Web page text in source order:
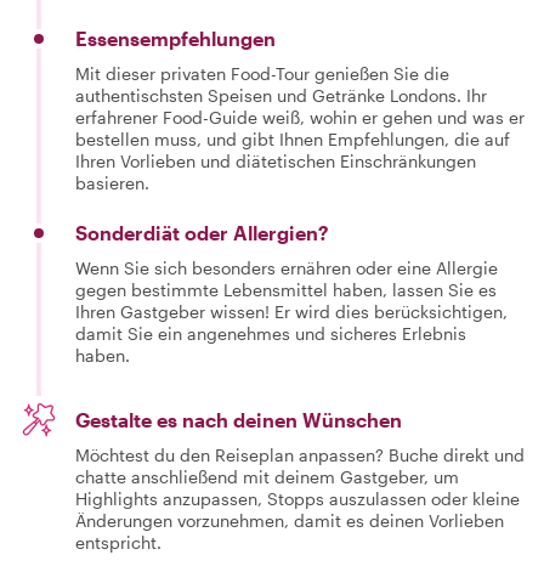
Essensempfehlungen
Mit dieser privaten Food-Tour genießen Sie die
authentischsten Speisen und Getränke Londons. Ihr
erfahrener Food-Guide weiß, wohin er gehen und was er
bestellen muss, und gibt Ihnen Empfehlungen, die auf
Ihren Vorlieben und diätetischen Einschränkungen
basieren.
Sonderdiät oder Allergien?
Wenn Sie sich besonders ernähren oder eine Allergie
gegen bestimmte Lebensmittel haben, lassen Sie es
Ihren Gastgeber wissen! Er wird dies berücksichtigen,
damit Sie ein angenehmes und sicheres Erlebnis
haben.
Gestalte es nach deinen Wünschen
Möchtest du den Reiseplan anpassen? Buche direkt und
chatte anschließend mit deinem Gastgeber, um
Highlights anzupassen, Stopps auszulassen oder kleine
Änderungen vorzunehmen, damit es deinen Vorlieben
entspricht.